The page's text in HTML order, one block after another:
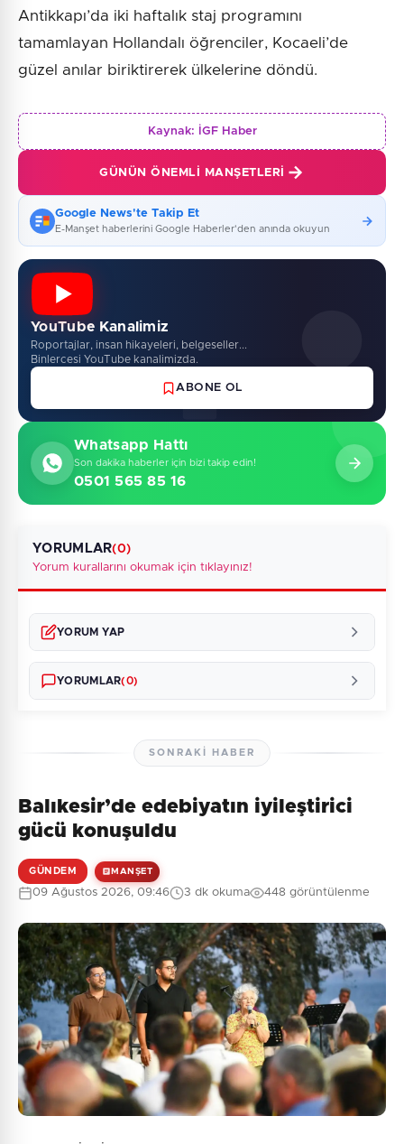
Antikkapı’da iki haftalık staj programını
tamamlayan Hollandalı öğrenciler, Kocaeli’de
güzel anılar biriktirerek ülkelerine döndü.
Kaynak: İGF Haber
GÜNÜN ÖNEMLI MANŞETLERI
Google News'te Takip Et
E-Manşet haberlerini Google Haberler'den anında okuyun
YouTube Kanalimiz
Roportajlar, insan hikayeleri, belgeseller...
Binlercesi YouTube kanalimizda.
ABONE OL
Whatsapp Hattı
Son dakika haberler için bizi takip edin!
0501 565 85 16
YORUMLAR(0)
Yorum kurallarını okumak için tıklayınız!
YORUM YAP
Güvenlik Sorusu:
4 + 7 = ?
Gönder
YORUMLAR(0)
Henüz yorum yapılmamış. İlk yorumu siz yapın!
SONRAKI HABER
Balıkesir’de edebiyatın iyileştirici
gücü konuşuldu
GÜNDEM MANŞET
09 Ağustos 2026, 09:46 3 dk okuma 448 görüntülenme